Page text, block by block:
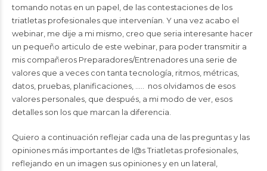
tomando notas en un papel, de las contestaciones de los
triatletas profesionales que intervenían. Y una vez acabo el
webinar, me dije a mi mismo, creo que seria interesante hacer
un pequeño articulo de este webinar, para poder transmitir a
mis compañeros Preparadores/Entrenadores una serie de
valores que a veces con tanta tecnología, ritmos, métricas,
datos, pruebas, planificaciones, ….. nos olvidamos de esos
valores personales, que después, a mi modo de ver, esos
detalles son los que marcan la diferencia.
Quiero a continuación reflejar cada una de las preguntas y las
opiniones más importantes de l@s Triatletas profesionales,
reflejando en un imagen sus opiniones y en un lateral,